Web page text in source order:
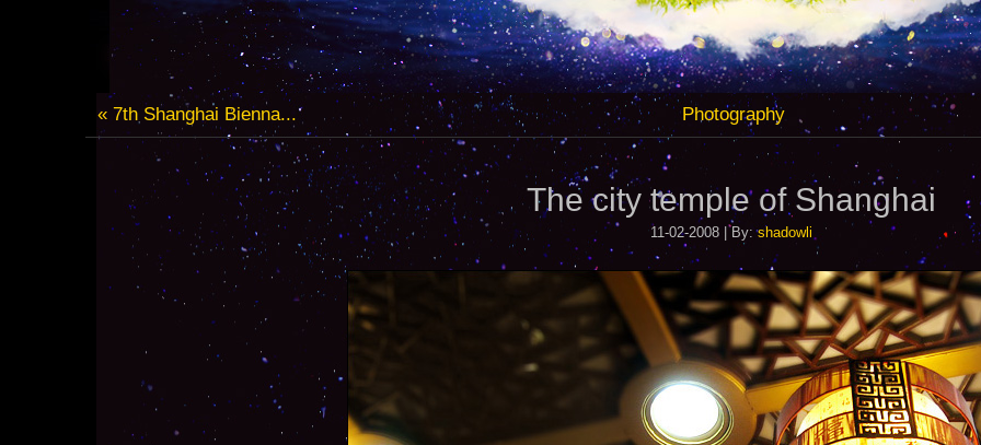
« 7th Shanghai Bienna... Photography
The city temple of Shanghai
11-02-2008 | By:shadowli